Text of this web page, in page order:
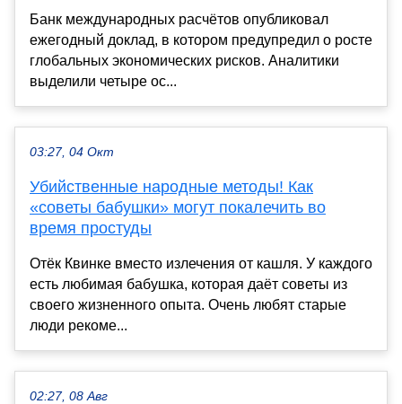
Банк международных расчётов опубликовал
ежегодный доклад, в котором предупредил о росте
глобальных экономических рисков. Аналитики
выделили четыре ос...
03:27, 04 Окт
Убийственные народные методы! Как
«советы бабушки» могут покалечить во
время простуды
Отёк Квинке вместо излечения от кашля. У каждого
есть любимая бабушка, которая даёт советы из
своего жизненного опыта. Очень любят старые
люди рекоме...
02:27, 08 Авг